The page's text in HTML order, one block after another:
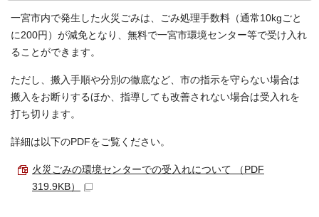
一宮市内で発生した火災ごみは、ごみ処理手数料（通常10kgごと
に200円）が減免となり、無料で一宮市環境センター等で受け入れ
ることができます。
ただし、搬入手順や分別の徹底など、市の指示を守らない場合は
搬入をお断りするほか、指導しても改善されない場合は受入れを
打ち切ります。
詳細は以下のPDFをご覧ください。
火災ごみの環境センターでの受入れについて （PDF
319.9KB）